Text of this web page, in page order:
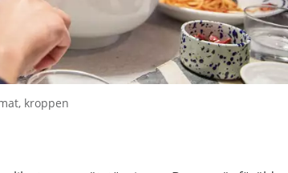
kroppen